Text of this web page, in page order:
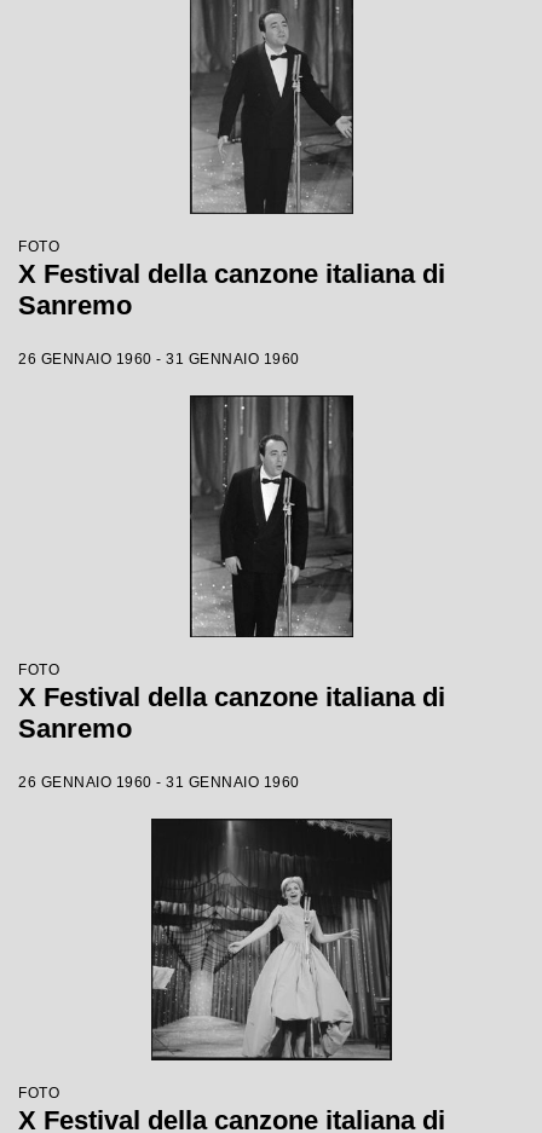
FOTO
X Festival della canzone italiana di
Sanremo
26 GENNAIO 1960 - 31 GENNAIO 1960
FOTO
X Festival della canzone italiana di
Sanremo
26 GENNAIO 1960 - 31 GENNAIO 1960
FOTO
X Festival della canzone italiana di